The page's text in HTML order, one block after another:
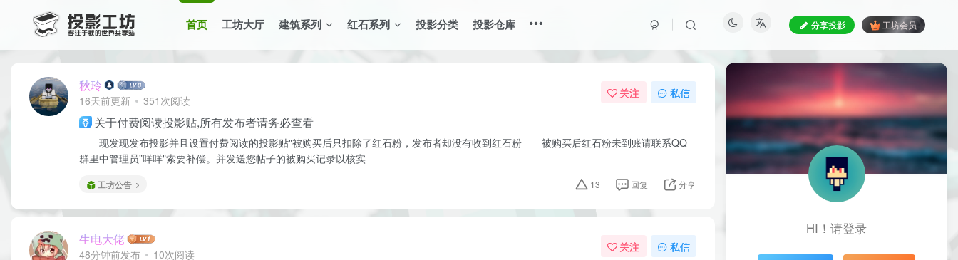
首页 工坊大厅 建筑系列 红石系列 投影分类 投影仓库 分享投影 工坊会员
秋玲
16天前更新 351次阅读
关注 私信
关于付费阅读投影贴,所有发布者请务必查看
现发现发布投影并且设置付费阅读的投影贴"被购买后只扣除了红石粉，发布者却没有收到红石粉 被购买后红石粉未到账请联系QQ
群里中管理员”咩咩"索要补偿。并发送您帖子的被购买记录以核实
工坊公告 13 回复 分享
生电大佬
48分钟前发布 10次阅读
关注 私信
HI！请登录